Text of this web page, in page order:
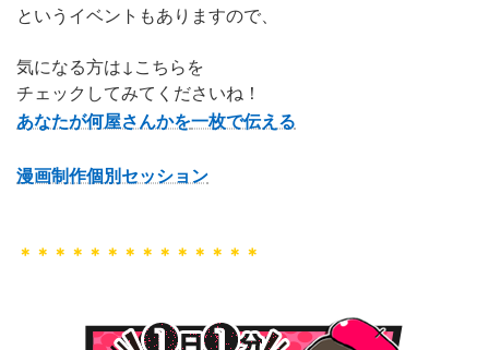
というイベントもありますので、
気になる方は↓こちらを
チェックしてみてくださいね！
あなたが何屋さんかを一枚で伝える
漫画制作個別セッション
＊＊＊＊＊＊＊＊＊＊＊＊＊＊